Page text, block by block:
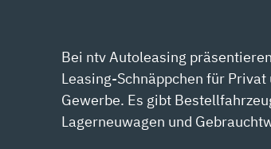
Bei ntv Autoleasing
Leasing-Schnäppchen für Privat
Gewerbe. Es gibt
Lagerneuwagen und